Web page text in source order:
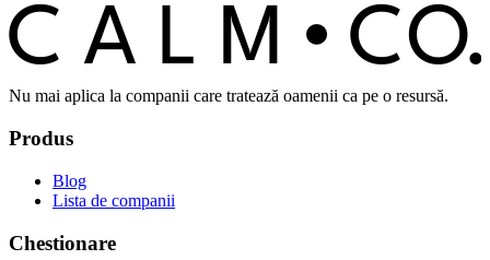
C ALM C O.
Nu mai aplica la companii care tratează oamenii ca pe o resursă.
Produs
Blog
Lista de companii
Chestionare